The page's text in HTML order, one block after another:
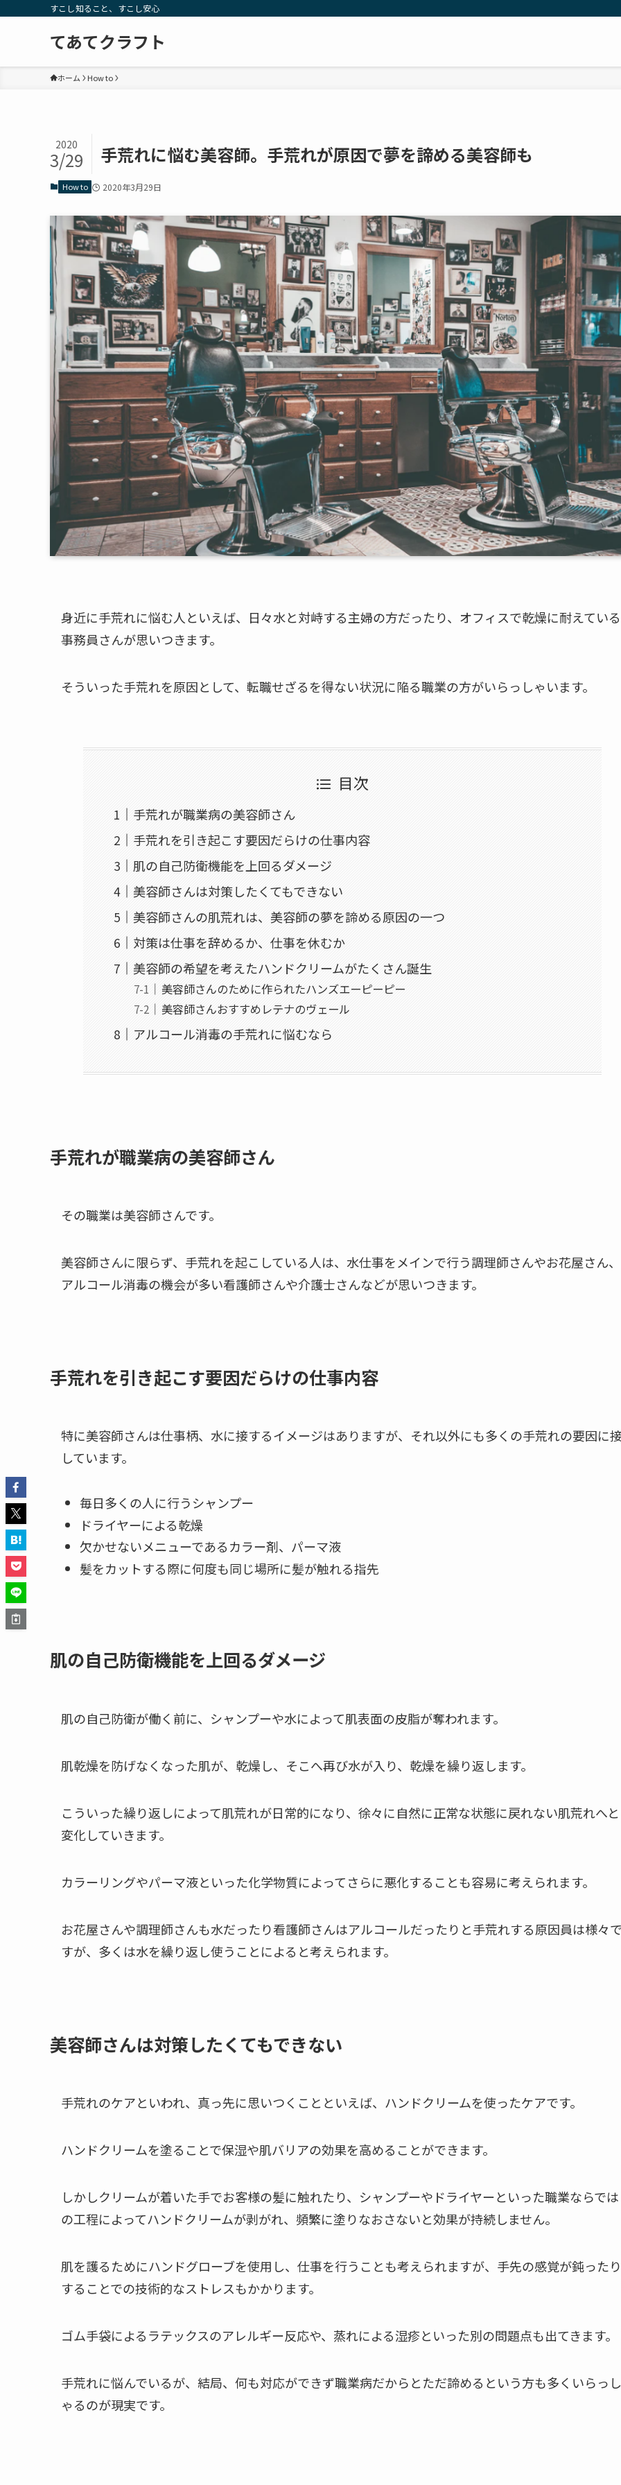
すこし知ること、すこし安心
てあてクラフト
ホーム How to
手荒れに悩む美容師。手荒れが原因で夢を諦める美容師も
2020
3/29
How to 2020年3月29日
身近に手荒れに悩む人といえば、日々水と対峙する主婦の方だったり、オフィスで乾燥に耐えている
事務員さんが思いつきます。
そういった手荒れを原因として、転職せざるを得ない状況に陥る職業の方がいらっしゃいます。
目次
手荒れが職業病の美容師さん
手荒れを引き起こす要因だらけの仕事内容
肌の自己防衛機能を上回るダメージ
美容師さんは対策したくてもできない
美容師さんの肌荒れは、美容師の夢を諦める原因の一つ
対策は仕事を辞めるか、仕事を休むか
美容師の希望を考えたハンドクリームがたくさん誕生
美容師さんのために作られたハンズエーピーピー
美容師さんおすすめレテナのヴェール
アルコール消毒の手荒れに悩むなら
手荒れが職業病の美容師さん
その職業は美容師さんです。
美容師さんに限らず、手荒れを起こしている人は、水仕事をメインで行う調理師さんやお花屋さん、
アルコール消毒の機会が多い看護師さんや介護士さんなどが思いつきます。
手荒れを引き起こす要因だらけの仕事内容
特に美容師さんは仕事柄、水に接するイメージはありますが、それ以外にも多くの手荒れの要因に
しています。
毎日多くの人に行うシャンプー
ドライヤーによる乾燥
欠かせないメニューであるカラー剤、パーマ液
髪をカットする際に何度も同じ場所に髪が触れる指先
肌の自己防衛機能を上回るダメージ
肌の自己防衛が働く前に、シャンプーや水によって肌表面の皮脂が奪われます。
肌乾燥を防げなくなった肌が、乾燥し、そこへ再び水が入り、乾燥を繰り返します。
こういった繰り返しによって肌荒れが日常的になり、徐々に自然に正常な状態に戻れない肌荒れへと
変化していきます。
カラーリングやパーマ液といった化学物質によってさらに悪化することも容易に考えられます。
お花屋さんや調理師さんも水だったり看護師さんはアルコールだったりと手荒れする原因員は様々
すが、多くは水を繰り返し使うことによると考えられます。
美容師さんは対策したくてもできない
手荒れのケアといわれ、真っ先に思いつくことといえば、ハンドクリームを使ったケアです。
ハンドクリームを塗ることで保湿や肌バリアの効果を高めることができます。
しかしクリームが着いた手でお客様の髪に触れたり、シャンプーやドライヤーといった職業ならでは
の工程によってハンドクリームが剥がれ、頻繁に塗りなおさないと効果が持続しません。
肌を護るためにハンドグローブを使用し、仕事を行うことも考えられますが、手先の感覚が鈍ったり
することでの技術的なストレスもかかります。
ゴム手袋によるラテックスのアレルギー反応や、蒸れによる湿疹といった別の問題点も出てきます。
手荒れに悩んでいるが、結局、何も対応ができず職業病だからとただ諦めるという方も多くいらっし
ゃるのが現実です。